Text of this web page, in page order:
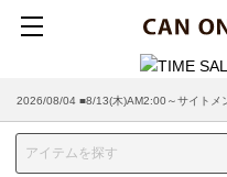
2026/08/04 ■8/13(木)AM2:00～サイトメ